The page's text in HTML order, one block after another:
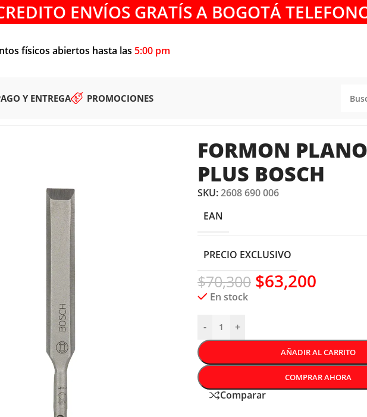
ENVÍOS GRATÍS A BOGOTÁ
físicos abiertos hasta las 5:00 pm
Y ENTREGA PROMOCIONES
FORMON
PLUS BOSCH
SKU:2608 690 006
EAN
PRECIO EXCLUSIVO
$70,300 $63,200
En stock
- +
AÑADIR AL CARRITO
COMPRAR AHORA
Comparar